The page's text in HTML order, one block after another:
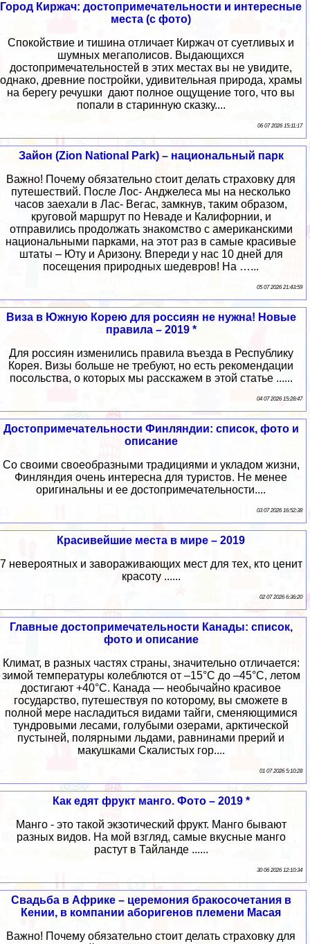
Город Киржач: достопримечательности и интересные
места (с фото)
Спокойствие и тишина отличает Киржач от суетливых и
шумных мегаполисов. Выдающихся
достопримечательностей в этих местах вы не увидите,
однако, древние постройки, удивительная природа, храмы
на берегу речушки дают полное ощущение того, что вы
попали в старинную сказку....
06 07 2026 15:11:17
Зайон (Zion National Park) – национальный парк
Важно! Почему обязательно стоит делать страховку для
путешествий. После Лос- Анджелеса мы на несколько
часов заехали в Лас- Вегас, замкнув, таким образом,
круговой маршрут по Неваде и Калифорнии, и
отправились продолжать знакомство с американскими
национальными парками, на этот раз в самые красивые
штаты – Юту и Аризону. Впереди у нас 10 дней для
посещения природных шедевров! На …...
05 07 2026 21:43:59
Виза в Южную Корею для россиян не нужна! Новые
правила – 2019 *
Для россиян изменились правила въезда в Республику
Корея. Визы больше не требуют, но есть рекомендации
посольства, о которых мы расскажем в этой статье ......
04 07 2026 15:28:47
Достопримечательности Финляндии: список, фото и
описание
Со своими своеобразными традициями и укладом жизни,
Финляндия очень интересна для туристов. Не менее
оригинальны и ее достопримечательности....
03 07 2026 16:52:38
Красивейшие места в мире – 2019
7 невероятных и завораживающих мест для тех, кто ценит
красоту ......
02 07 2026 6:36:20
Главные достопримечательности Канады: список,
фото и описание
Климат, в разных частях страны, значительно отличается:
зимой температуры колеблются от –15°C до –45°C, летом
достигают +40°C. Канада — необычайно красивое
государство, путешествуя по которому, вы сможете в
полной мере насладиться видами тайги, сменяющимися
тундровыми лесами, голубыми озерами, арктической
пустыней, полярными льдами, равнинами прерий и
макушками Скалистых гор....
01 07 2026 5:10:28
Как едят фрукт манго. Фото – 2019 *
Манго - это такой экзотический фрукт. Манго бывают
разных видов. На мой взгляд, самые вкусные манго
растут в Тайланде ......
30 06 2026 12:10:34
Свадьба в Африке – церемония бракосочетания в
Кении, в компании аборигенов племени Масая
Важно! Почему обязательно стоит делать страховку для